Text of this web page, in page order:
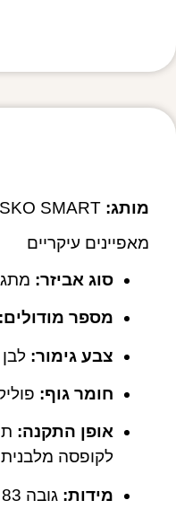
מותג:
מאפיינים עיקריים
סוג אביזר:
מספר מודולים:
צבע גימור: לבן
חומר גוף:
אופן התקנה:
לקופסה מלבנית
מידות: